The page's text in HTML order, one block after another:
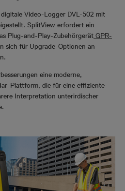
Video-Logger DVL-502 mit
SplitView erfordert ein
Plug-and-Play-Zubehörgerät GPR-
sich für Upgrade-Optionen an
eine moderne,
Plattform, die für eine effiziente
Interpretation unterirdischer